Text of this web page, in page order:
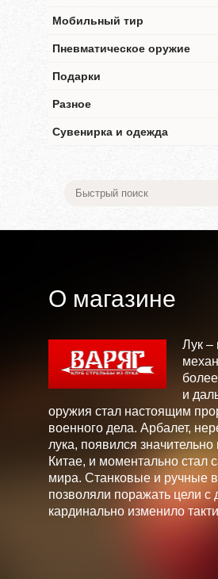
Мобильный тир
Пневматическое оружие
Подарки
Разное
Сувенирка и одежда
О магазине
Лук –
и
оружия стал настоящим
военного дела. Арбалет,
лука, появился
Китае, и моментально
мира. Станковые и ручные
позволяли поражать цели с
кардинально изменило